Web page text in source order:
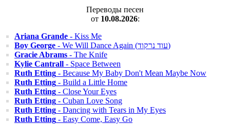
Переводы песен
от 10.08.2026:
Ariana Grande - Kiss Me
Boy George
- We Will Dance Again (עוד נרקוד)
Gracie Abrams - The Knife
Kylie Cantrall - Space Between
Ruth Etting - Because My Baby Don't Mean Maybe Now
Ruth Etting - Build a Little Home
Ruth Etting - Close Your Eyes
Ruth Etting - Cuban Love Song
Ruth Etting - Dancing with Tears in My Eyes
Ruth Etting - Easy Come, Easy Go